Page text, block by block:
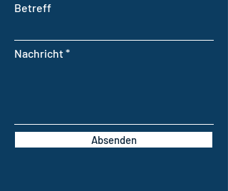
Betreff
Nachricht
Absenden